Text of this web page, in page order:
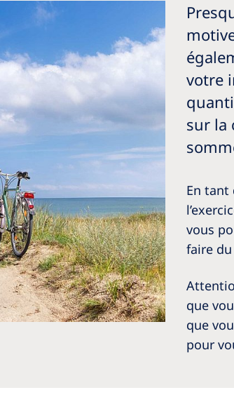
votre
sur la
En tant
vous
faire
que
que
pour